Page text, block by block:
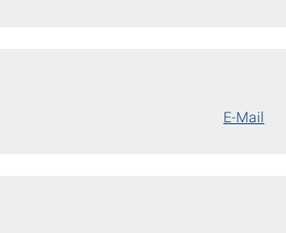
E-Mail